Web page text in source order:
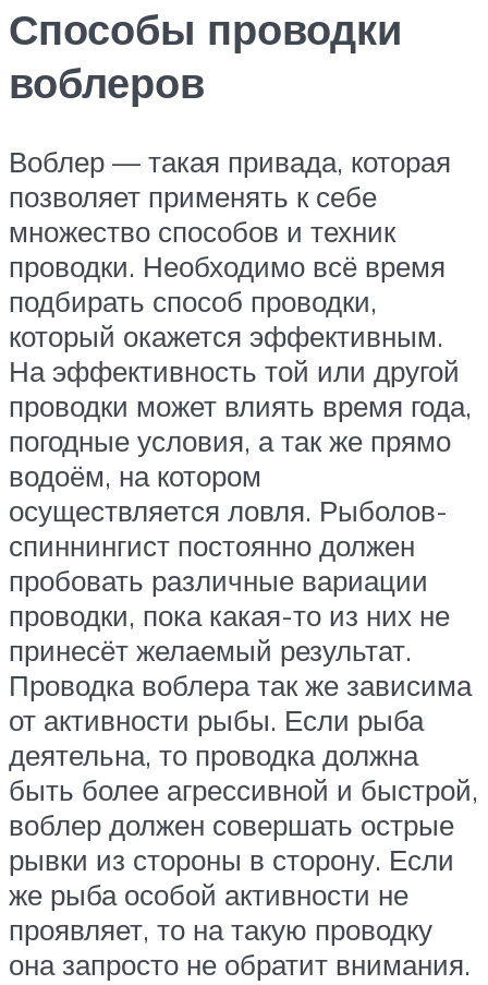
Способы проводки
воблеров
Воблер — такая привада, которая
позволяет применять к себе
множество способов и техник
проводки. Необходимо всё время
подбирать способ проводки,
который окажется эффективным.
На эффективность той или другой
проводки может влиять время года,
погодные условия, а так же прямо
водоём, на котором
осуществляется ловля. Рыболов-
спиннингист постоянно должен
пробовать различные вариации
проводки, пока какая-то из них не
принесёт желаемый результат.
Проводка воблера так же зависима
от активности рыбы. Если рыба
деятельна, то проводка должна
быть более агрессивной и быстрой,
воблер должен совершать острые
рывки из стороны в сторону. Если
же рыба особой активности не
проявляет, то на такую проводку
она запросто не обратит внимания.